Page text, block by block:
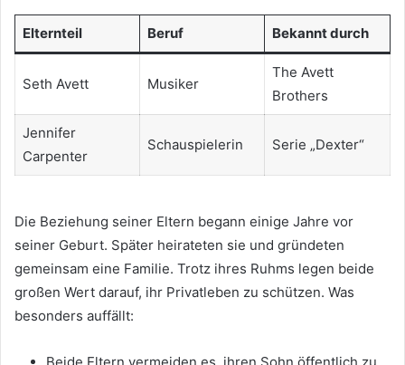
Elternteil Beruf Bekannt durch
Seth Avett Musiker
The Avett
Brothers
Jennifer
Carpenter
Schauspielerin Serie „Dexter“
Die Beziehung seiner Eltern begann einige Jahre vor
seiner Geburt. Später heirateten sie und gründeten
gemeinsam eine Familie. Trotz ihres Ruhms legen beide
großen Wert darauf, ihr Privatleben zu schützen. Was
besonders auffällt: